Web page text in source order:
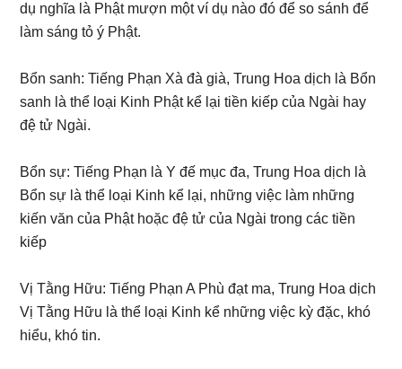
dụ nghĩa là Phật mượn một ví dụ nào đó để so sánh để
làm sáng tỏ ý Phật.
Bổn sanh: Tiếng Phạn Xà đà già, Trung Hoa dịch là Bổn
sanh là thể loại Kinh Phật kể lại tiền kiếp của Ngài hay
đệ tử Ngài.
Bổn sự: Tiếng Phạn là Y đế mục đa, Trung Hoa dịch là
Bổn sự là thể loại Kinh kể lại, những việc làm những
kiến văn của Phật hoặc đệ tử của Ngài trong các tiền
kiếp
Vị Tằng Hữu: Tiếng Phạn A Phù đạt ma, Trung Hoa dịch
Vị Tằng Hữu là thể loại Kinh kể những việc kỳ đặc, khó
hiểu, khó tin.